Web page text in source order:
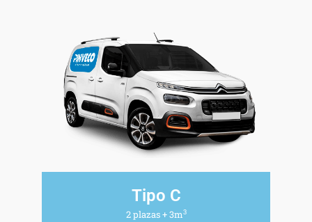
Tipo C
2 plazas + 3m3